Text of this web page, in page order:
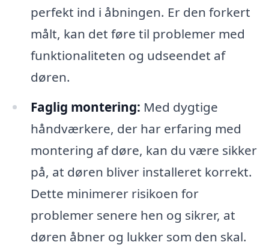
perfekt ind i åbningen. Er den forkert
målt, kan det føre til problemer med
funktionaliteten og udseendet af
døren.
Faglig montering: Med dygtige
håndværkere, der har erfaring med
montering af døre, kan du være sikker
på, at døren bliver installeret korrekt.
Dette minimerer risikoen for
problemer senere hen og sikrer, at
døren åbner og lukker som den skal.